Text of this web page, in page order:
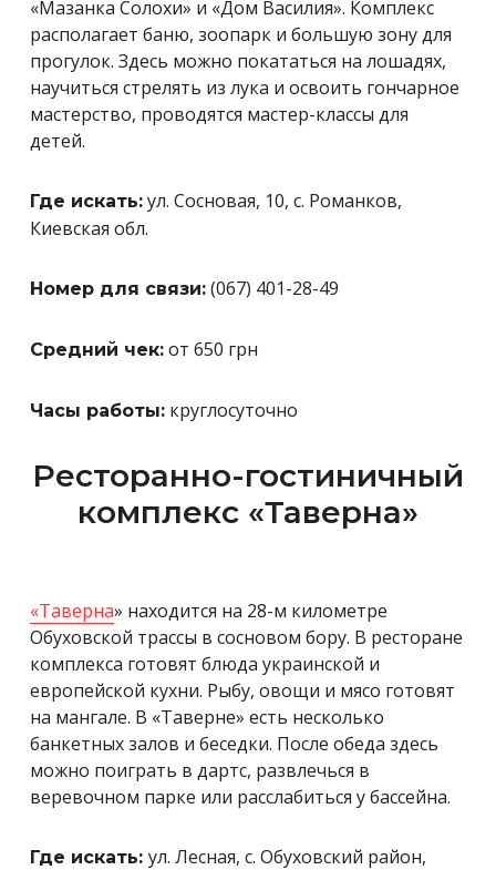
«Мазанка Солохи» и «Дом Василия». Комплекс
располагает баню, зоопарк и большую зону для
прогулок. Здесь можно покататься на лошадях,
научиться стрелять из лука и освоить гончарное
мастерство, проводятся мастер-классы для
детей.
Где искать: ул. Сосновая, 10, с. Романков,
Киевская обл.
Номер для связи: (067) 401-28-49
Средний чек: от 650 грн
Часы работы: круглосуточно
Ресторанно-гостиничный
комплекс «Таверна»
«Таверна» находится на 28-м километре
Обуховской трассы в сосновом бору. В ресторане
комплекса готовят блюда украинской и
европейской кухни. Рыбу, овощи и мясо готовят
на мангале. В «Таверне» есть несколько
банкетных залов и беседки. После обеда здесь
можно поиграть в дартс, развлечься в
веревочном парке или расслабиться у бассейна.
Где искать: ул. Лесная, с. Обуховский район,